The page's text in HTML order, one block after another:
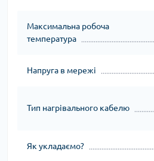
Максимальна робоча
температура
Напруга в мережі
Тип нагрівального кабелю
Як укладаємо?